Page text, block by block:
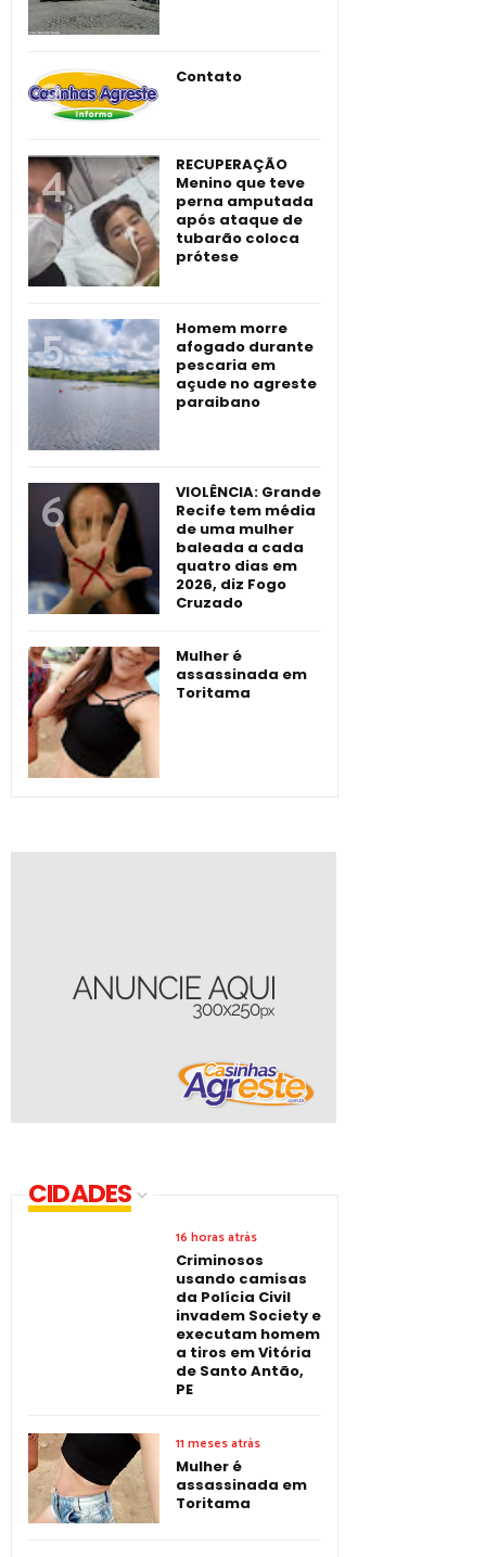
Contato
RECUPERAÇÃO
Menino que teve
perna amputada
após ataque de
tubarão coloca
prótese
Homem morre
afogado durante
pescaria em
açude no agreste
paraibano
VIOLÊNCIA: Grande
Recife tem média
de uma mulher
baleada a cada
quatro dias em
2026, diz Fogo
Cruzado
Mulher é
assassinada em
Toritama
CIDADES
16 horas atrás
Criminosos
usando camisas
da Polícia Civil
invadem Society e
executam homem
a tiros em Vitória
de Santo Antão,
PE
11 meses atrás
Mulher é
assassinada em
Toritama